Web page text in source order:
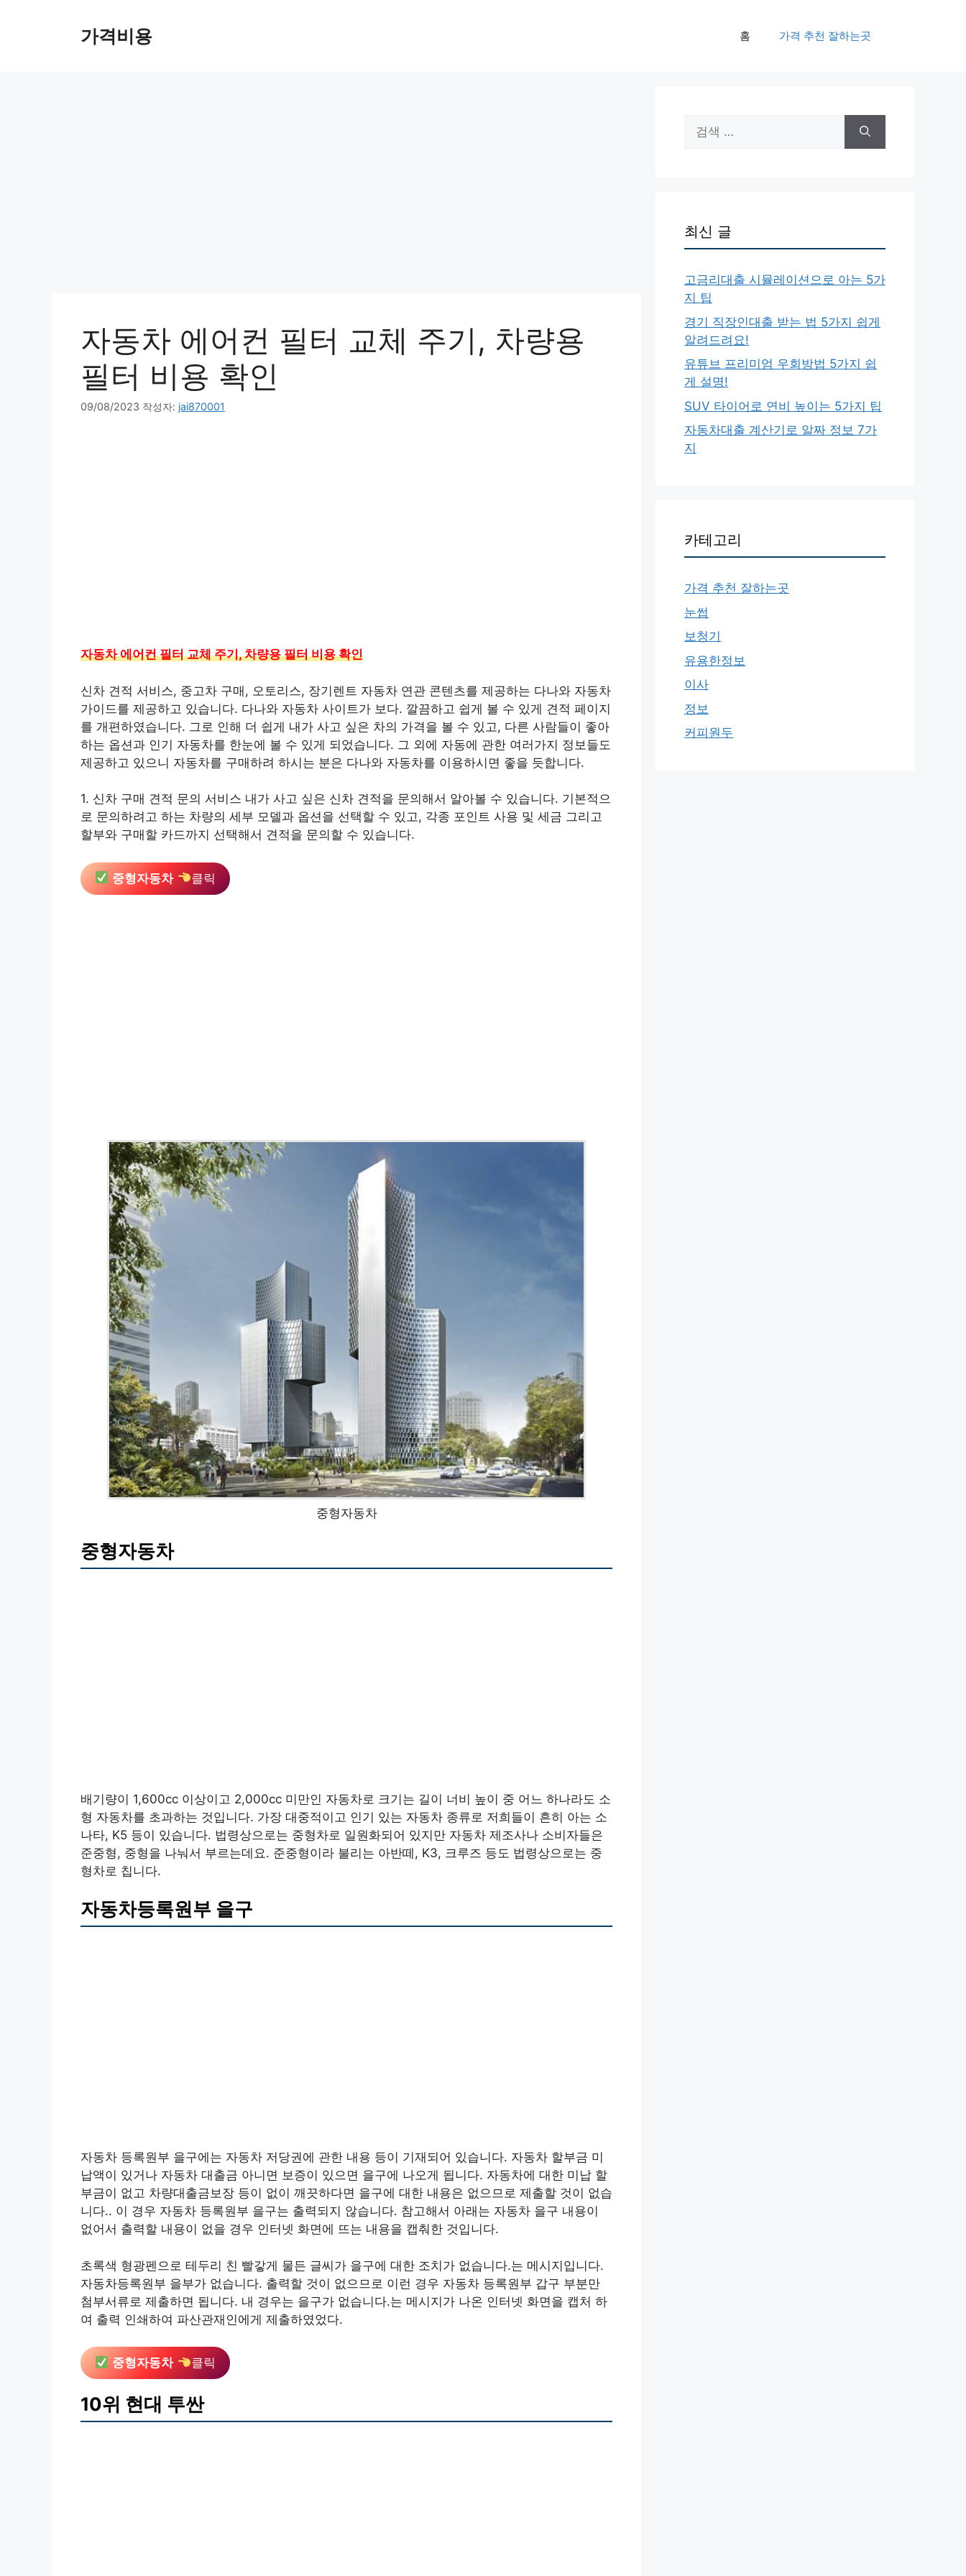
가격비용 홈 가격 추천 잘하는곳
자동차 에어컨 필터 교체 주기, 차량용
필터 비용 확인
09/08/2023 작성자: jai870001
자동차 에어컨 필터 교체 주기, 차량용 필터 비용 확인
신차 견적 서비스, 중고차 구매, 오토리스, 장기렌트 자동차 연관 콘텐츠를 제공하는 다나와 자동차
가이드를 제공하고 있습니다. 다나와 자동차 사이트가 보다. 깔끔하고 쉽게 볼 수 있게 견적 페이지
를 개편하였습니다. 그로 인해 더 쉽게 내가 사고 싶은 차의 가격을 볼 수 있고, 다른 사람들이 좋아
하는 옵션과 인기 자동차를 한눈에 볼 수 있게 되었습니다. 그 외에 자동에 관한 여러가지 정보들도
제공하고 있으니 자동차를 구매하려 하시는 분은 다나와 자동차를 이용하시면 좋을 듯합니다.
1. 신차 구매 견적 문의 서비스 내가 사고 싶은 신차 견적을 문의해서 알아볼 수 있습니다. 기본적으
로 문의하려고 하는 차량의 세부 모델과 옵션을 선택할 수 있고, 각종 포인트 사용 및 세금 그리고
할부와 구매할 카드까지 선택해서 견적을 문의할 수 있습니다.
중형자동차 클릭
중형자동차
중형자동차
배기량이 1,600cc 이상이고 2,000cc 미만인 자동차로 크기는 길이 너비 높이 중 어느 하나라도 소
형 자동차를 초과하는 것입니다. 가장 대중적이고 인기 있는 자동차 종류로 저희들이 흔히 아는 소
나타, K5 등이 있습니다. 법령상으로는 중형차로 일원화되어 있지만 자동차 제조사나 소비자들은
준중형, 중형을 나눠서 부르는데요. 준중형이라 불리는 아반떼, K3, 크루즈 등도 법령상으로는 중
형차로 칩니다.
자동차등록원부 을구
자동차 등록원부 을구에는 자동차 저당권에 관한 내용 등이 기재되어 있습니다. 자동차 할부금 미
납액이 있거나 자동차 대출금 아니면 보증이 있으면 을구에 나오게 됩니다. 자동차에 대한 미납 할
부금이 없고 차량대출금보장 등이 없이 깨끗하다면 을구에 대한 내용은 없으므로 제출할 것이 없습
니다.. 이 경우 자동차 등록원부 을구는 출력되지 않습니다. 참고해서 아래는 자동차 을구 내용이
없어서 출력할 내용이 없을 경우 인터넷 화면에 뜨는 내용을 캡춰한 것입니다.
초록색 형광펜으로 테두리 친 빨갛게 물든 글씨가 을구에 대한 조치가 없습니다.는 메시지입니다.
자동차등록원부 을부가 없습니다. 출력할 것이 없으므로 이런 경우 자동차 등록원부 갑구 부분만
첨부서류로 제출하면 됩니다. 내 경우는 을구가 없습니다.는 메시지가 나온 인터넷 화면을 캡처 하
여 출력 인쇄하여 파산관재인에게 제출하였었다.
중형자동차 클릭
10위 현대 투싼
색:
최신 글
고금리대출 시뮬레이션으로 아는 5가
지 팁
경기 직장인대출 받는 법 5가지 쉽게
알려드려요!
유튜브 프리미엄 우회방법 5가지 쉽
게 설명!
SUV 타이어로 연비 높이는 5가지 팁
자동차대출 계산기로 알짜 정보 7가
지
카테고리
가격 추천 잘하는곳
눈썹
보청기
유용한정보
이사
정보
커피원두